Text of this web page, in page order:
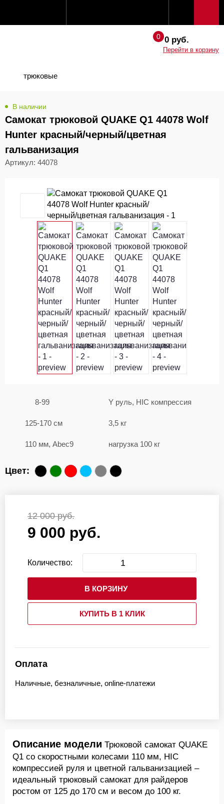
0 руб.
Перейти в корзину
трюковые
В наличии
Самокат трюковой QUAKE Q1 44078 Wolf
Hunter красный/черный/цветная
гальванизация
Артикул: 44078
8-99
125-170 см
110 мм, Abec9
Y руль, HIC компрессия
3,5 кг
нагрузка 100 кг
Цвет:
12 000 руб.
9 000 руб.
Количество:
В КОРЗИНУ
КУПИТЬ В 1 КЛИК
Оплата
Наличные, безналичные, online-платежи
Описание модели Трюковой самокат QUAKE
Q1 со скоростными колесами 110 мм, HIC
компрессией руля и цветной гальванизацией –
идеальный трюковый самокат для райдеров
ростом от 125 до 170 см и весом до 100 кг.